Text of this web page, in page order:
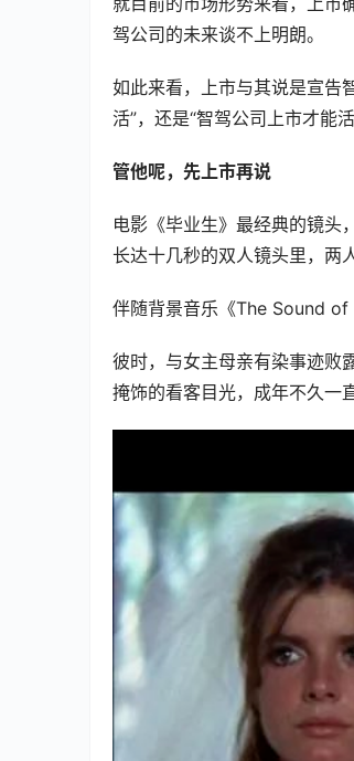
驾公司的未来谈不上明朗。
如此来看，上市与其说是宣告
活”，还是“智驾公司上市才能活
管他呢，先上市再说
电影《毕业生》最经典的镜头
长达十几秒的双人镜头里，两
伴随背景音乐《The Sound of
彼时，与女主母亲有染事迹败
掩饰的看客目光，成年不久一